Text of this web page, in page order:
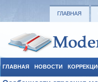
ГЛАВНАЯ
ГЛАВНАЯ НОВОСТИ